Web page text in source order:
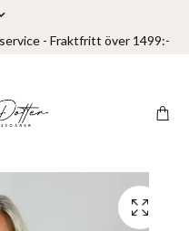
- Fraktfritt över 1499:-